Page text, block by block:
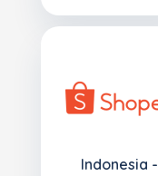
Indonesia -